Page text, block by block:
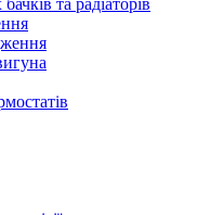
та радіаторів